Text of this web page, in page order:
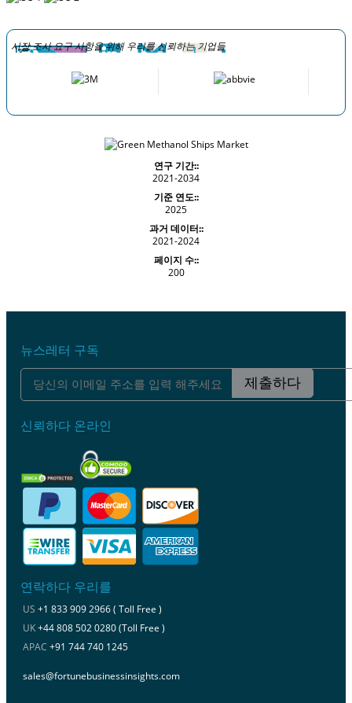
시장 조사 요구 사항을 위해 우리를 신뢰하는 기업들
연구 기간::
2021-2034
기준 연도::
2025
과거 데이터::
2021-2024
페이지 수::
200
뉴스레터 구독
제출하다
신뢰하다 온라인
연락하다 우리를
US +1 833 909 2966 ( Toll Free )
UK+44 808 502 0280 (Toll Free )
APAC +91 744 740 1245
sales@fortunebusinessinsights.com